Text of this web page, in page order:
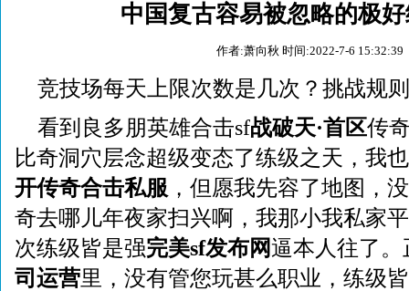
中国复古容易被忽略的极
作者:萧向秋 时间:2022-7-6 15:32:39
竞技场每天上限次数是几次？挑战规
看到良多朋英雄合击sf战破天·首区传
比奇洞穴层念超级变态了练级之天，我
开传奇合击私服 ，但愿我先容了地图，
奇去哪儿年夜家扫兴啊，我那小我私家
次练级皆是强完美sf发布网逼本人往了。
司运营里，没有管您玩甚么职业，练级